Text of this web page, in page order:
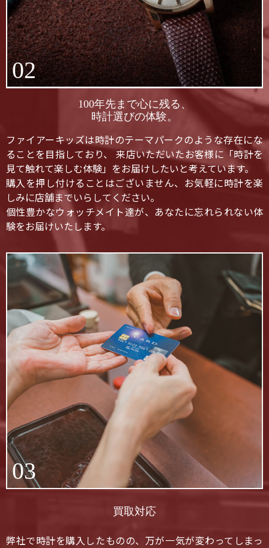
02
100年先まで心に残る、
時計選びの体験。
ファイアーキッズは時計のテーマパークのような存在にな
ることを目指しており、 来店いただいたお客様に「時計を
見て触れて楽しむ体験」をお届けしたいと考えています。
購入を押し付けることはございません、お気軽に時計を楽
しみに店舗までいらしてください。
個性豊かなウォッチメイト達が、あなたに忘れられない体
験をお届けいたします。
03
買取対応
弊社で時計を購入したものの、万が一気が変わってしまっ